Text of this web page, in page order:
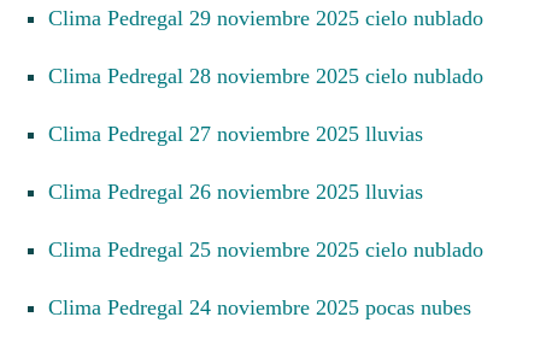
Clima Pedregal 29 noviembre 2025 cielo nublado
Clima Pedregal 28 noviembre 2025 cielo nublado
Clima Pedregal 27 noviembre 2025 lluvias
Clima Pedregal 26 noviembre 2025 lluvias
Clima Pedregal 25 noviembre 2025 cielo nublado
Clima Pedregal 24 noviembre 2025 pocas nubes